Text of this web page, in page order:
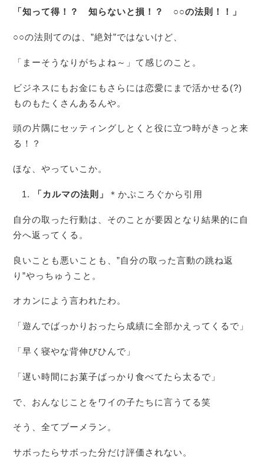
「知って得！？ 知らないと損！？ ○○の法則！！」
○○の法則てのは、”絶対”ではないけど、
「まーそうなりがちよね～」て感じのこと。
ビジネスにもお金にもさらには恋愛にまで活かせる(?)
ものもたくさんあるんや。
頭の片隅にセッティングしとくと役に立つ時がきっと来
る！？
ほな、やっていこか。
「カルマの法則」 ＊かぷころぐから引用
自分の取った行動は、そのことが要因となり結果的に自
分へ返ってくる。
良いことも悪いことも、”自分の取った言動の跳ね返
り”やっちゅうこと。
オカンによう言われたわ。
「遊んでばっかりおったら成績に全部かえってくるで」
「早く寝やな背伸びひんで」
「遅い時間にお菓子ばっかり食べてたら太るで」
で、おんなじことをワイの子たちに言うてる笑
そう、全てブーメラン。
サボったらサボった分だけ評価されない。